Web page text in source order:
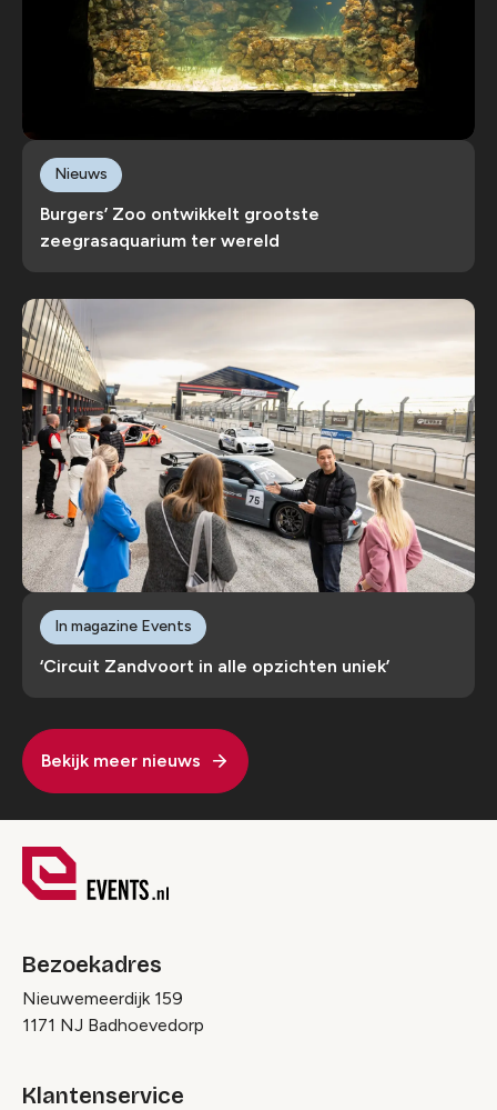
Burgers’ Zoo ontwikkelt grootste
zeegrasaquarium ter wereld
Nieuws
‘Circuit Zandvoort in alle opzichten uniek’
In magazine Events
Bekijk meer nieuws
Bezoekadres
Nieuwemeerdijk 159
1171 NJ Badhoevedorp
Klantenservice